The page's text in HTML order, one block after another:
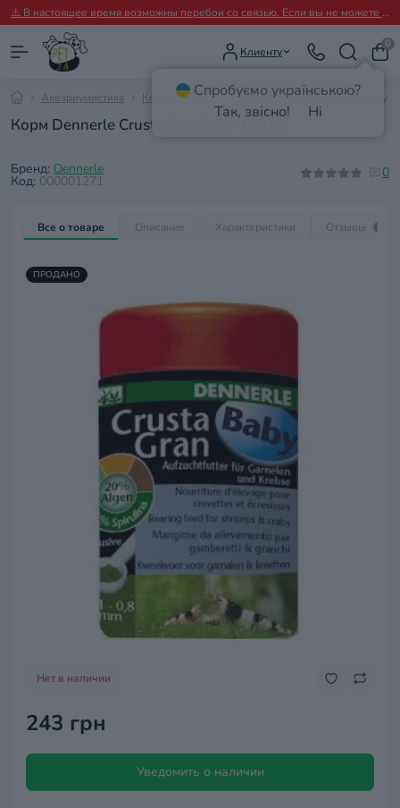
⚠️ В настоящее время возможны перебои со связью. Если вы не можете дозвониться, пожалуйста, пишите нам в Viber.
Клиенту
0
Аквариумистика Корм для рыб Корм Dennerle СrustaGran Baby
Корм Dennerle СrustaGran Baby 100 мл
Бренд: Dennerle
Код: 000001271
0
Все о товаре Описание Характеристики Отзывы
ПРОДАНО
Нет в наличии
243 грн
Уведомить о наличии
Спробуємо українською?
Так, звісно!
Ні